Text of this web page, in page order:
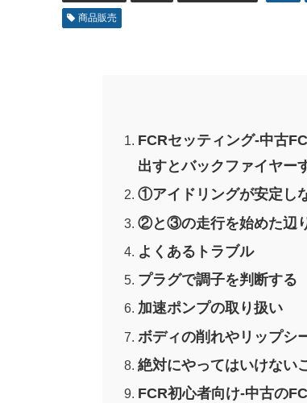
商品販売
FCRセッティング-中古
出すとバックファイヤー
①アイドリングが安定し
②と③の走行を始めた辺
よくあるトラブル
プラグで調子を判断する
加速ポンプの取り扱い
ボディの削れやリップシ
絶対にやってはいけない
FCR初心者向け-中古の